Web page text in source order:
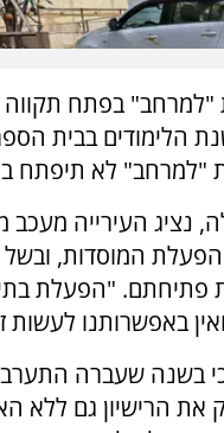
בפתח תקווה
הלימודים בבית
"למרחב" לא תיפתח
נציג העירייה
הפעלת המוסדות,
"הפעלת בתי
באפשרותנו
בשנה שעברה
את הרישיון גם ללא